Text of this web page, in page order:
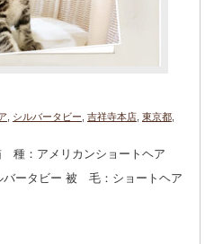
シルバータビー 吉祥寺本店 東京都
種：アメリカンショートヘア
ータビー 被 毛：ショートヘア